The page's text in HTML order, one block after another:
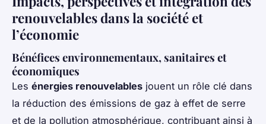
renouvelables dans la société et
l’économie
Bénéfices environnementaux, sanitaires et
économiques
Les énergies renouvelables jouent un rôle clé dans
la réduction des émissions de gaz à effet de serre
et de la pollution atmosphérique, contribuant ainsi à